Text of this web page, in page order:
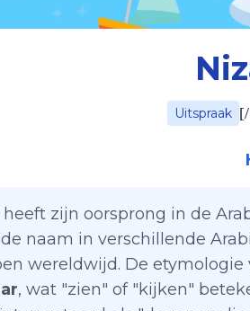
Uitspraak [
heeft zijn oorsprong in de
naam in verschillende
wereldwijd. De
, wat "zien" of "kijken"